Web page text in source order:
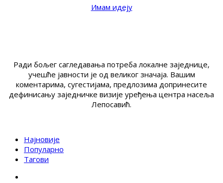
Имам идеју
Ради бољег сагледавања потреба локалне заједнице,
учешће јавности је од великог значаја. Вашим
коментарима, сугестијама, предлозима допринесите
дефинисању заједничке визије уређења центра насеља
Лепосавић.
Најновије
Популарно
Тагови